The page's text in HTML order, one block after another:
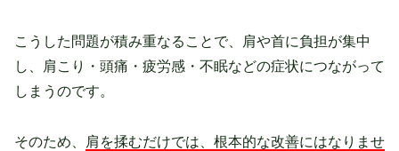
こうした問題が積み重なることで、肩や首に負担が集中
し、肩こり・頭痛・疲労感・不眠などの症状につながって
しまうのです。
そのため、
肩を揉むだけでは、根本的な改善にはなりませ